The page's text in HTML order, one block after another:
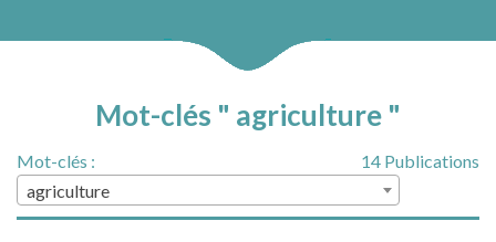
Mot-clés " agriculture "
14 Publications
Mot-clés :
agriculture